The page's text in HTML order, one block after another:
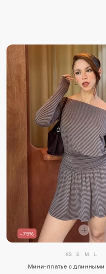
–75%
XS S M L
Мини-платье с длинными